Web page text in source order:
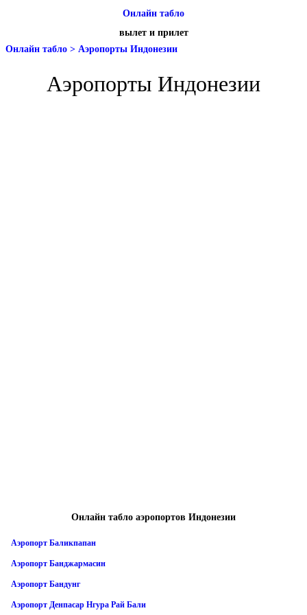
Онлайн табло
вылет и прилет
Онлайн табло > Аэропорты Индонезии
Аэропорты Индонезии
Онлайн табло аэропортов Индонезии
Аэропорт Баликпапан
Аэропорт Банджармасин
Аэропорт Бандунг
Аэропорт Денпасар Нгура Рай Бали